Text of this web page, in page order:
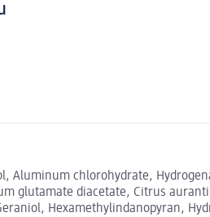
Aluminum chlorohydrate,
glutamate diacetate, Citrus
Hexamethylindanopyran,